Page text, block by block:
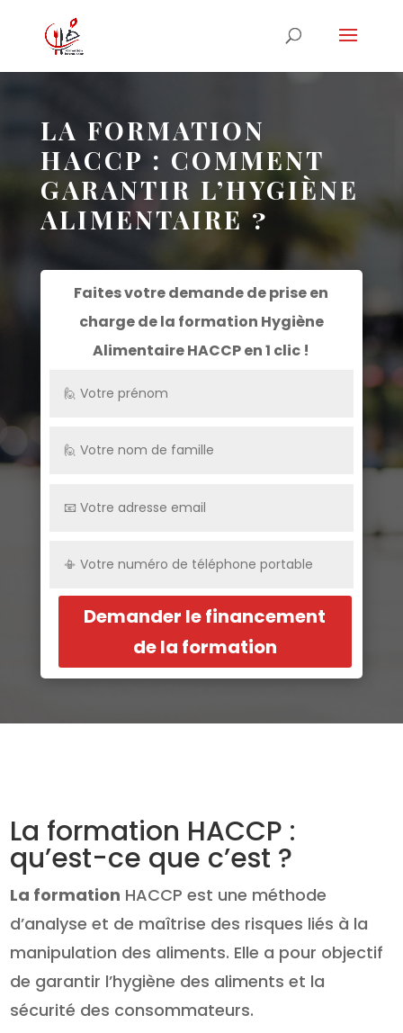
LA FORMATION
HACCP : COMMENT
GARANTIR L’HYGIÈNE
ALIMENTAIRE ?
Faites votre demande de prise en
charge de la formation Hygiène
Alimentaire HACCPen 1 clic !
Demander le financement
de la formation
La formation HACCP :
qu’est-ce que c’est ?
La formation HACCP est une méthode
d’analyse et de maîtrise des risques liés à la
manipulation des aliments. Elle a pour objectif
de garantir l’hygiène des aliments et la
sécurité des consommateurs.